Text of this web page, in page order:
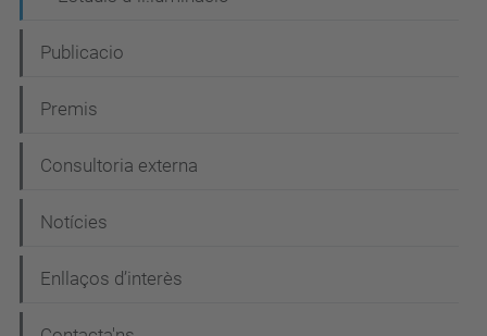
Publicacio
Premis
Consultoria externa
Notícies
Enllaços d’interès